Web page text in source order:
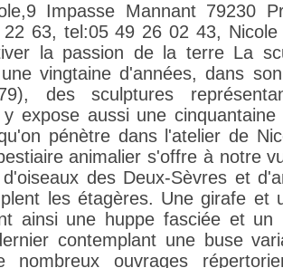
Impasse Mannant 79230
63, tel:05 49 26 02 43, Nicole
la passion de la terre La
vingtaine d'années, dans
des sculptures
expose aussi une cinquantaine
pénètre dans l'atelier de
animalier s'offre à notre
des Deux-Sèvres et
les étagères. Une girafe et
ainsi une huppe fasciée et un
contemplant une buse
nombreux ouvrages